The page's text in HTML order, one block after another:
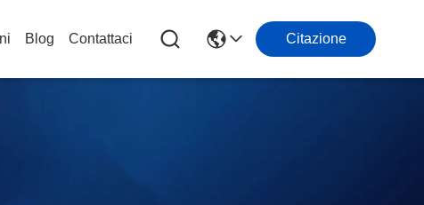
Blog Contattaci Citazione